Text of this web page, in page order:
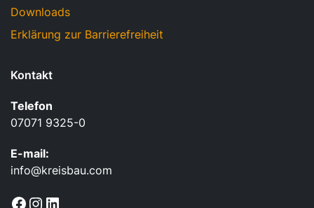
Downloads
Erklärung zur Barrierefreiheit
Kontakt
Telefon
07071 9325-0
E-mail:
info@kreisbau.com
Facebook
Instagram